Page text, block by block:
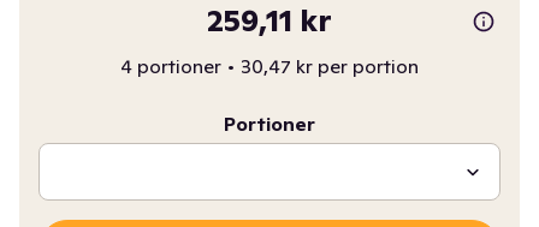
259,11 kr
4 portioner • 30,47 kr per portion
Portioner